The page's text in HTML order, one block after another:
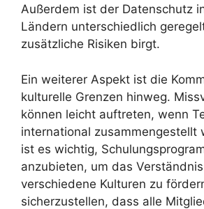
Außerdem ist der Datenschutz
Ländern unterschiedlich
zusätzliche Risiken birgt.
Ein weiterer Aspekt ist die
kulturelle Grenzen hinweg.
können leicht auftreten, wenn
international zusammengestellt
ist es wichtig,
anzubieten, um das
verschiedene Kulturen zu
sicherzustellen, dass alle